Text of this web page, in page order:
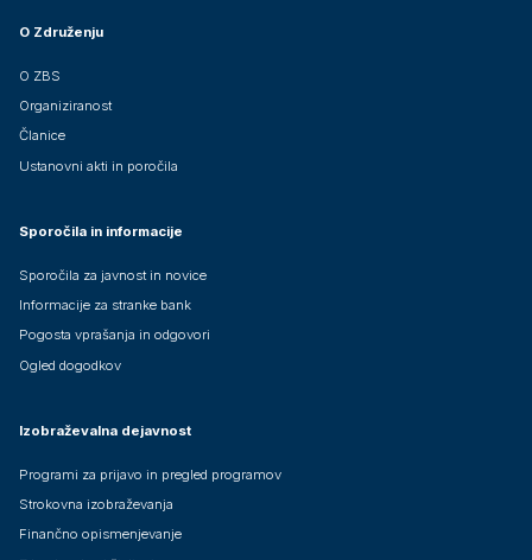
O Združenju
O ZBS
Organiziranost
Članice
Ustanovni akti in poročila
Sporočila in informacije
Sporočila za javnost in novice
Informacije za stranke bank
Pogosta vprašanja in odgovori
Ogled dogodkov
Izobraževalna dejavnost
Programi za prijavo in pregled programov
Strokovna izobraževanja
Finančno opismenjevanje